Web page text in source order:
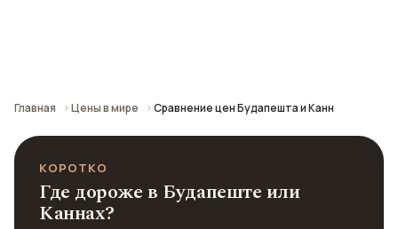
Главная Цены в мире Сравнение цен Будапешта и Канн
КОРОТКО
Где дороже в Будапеште или
Каннах?